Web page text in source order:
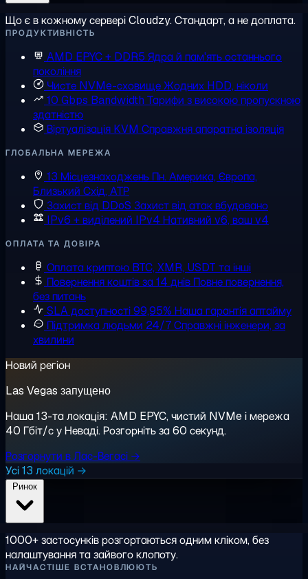
Що є в кожному сервері Cloudzy. Стандарт, а не доплата.
ПРОДУКТИВНІСТЬ
AMD EPYC + DDR5 Ядра й пам'ять останнього
покоління
Чисте NVMe-сховищеЖодних HDD, ніколи
10 Gbps Bandwidth Тарифи з високою пропускною
здатністю
Віртуалізація KVM Справжня апаратна ізоляція
ГЛОБАЛЬНА МЕРЕЖА
13 Місцезнаходжень Пн. Америка, Європа,
Близький Схід, АТР
Захист від DDoS Захист від атак вбудовано
IPv6 + виділений IPv4 Нативний v6, ваш v4
ОПЛАТА ТА ДОВІРА
Оплата криптою BTC, XMR, USDT та інші
Повернення коштів за 14 днів Повне повернення,
без питань
SLA доступності 99,95% Наша гарантія аптайму
Підтримка людьми 24/7Справжні інженери, за
хвилини
Новий регіон
Las Vegas запущено
Наша 13-та локація: AMD EPYC, чистий NVMe і мережа
40 Гбіт/с у Неваді. Розгорніть за 60 секунд.
Розгорнути в Лас-Вегасі →
Усі 13 локацій →
1000+ застосунків розгортаються одним кліком, без
налаштування та зайвого клопоту.
НАЙЧАСТІШЕ ВСТАНОВЛЮЮТЬ